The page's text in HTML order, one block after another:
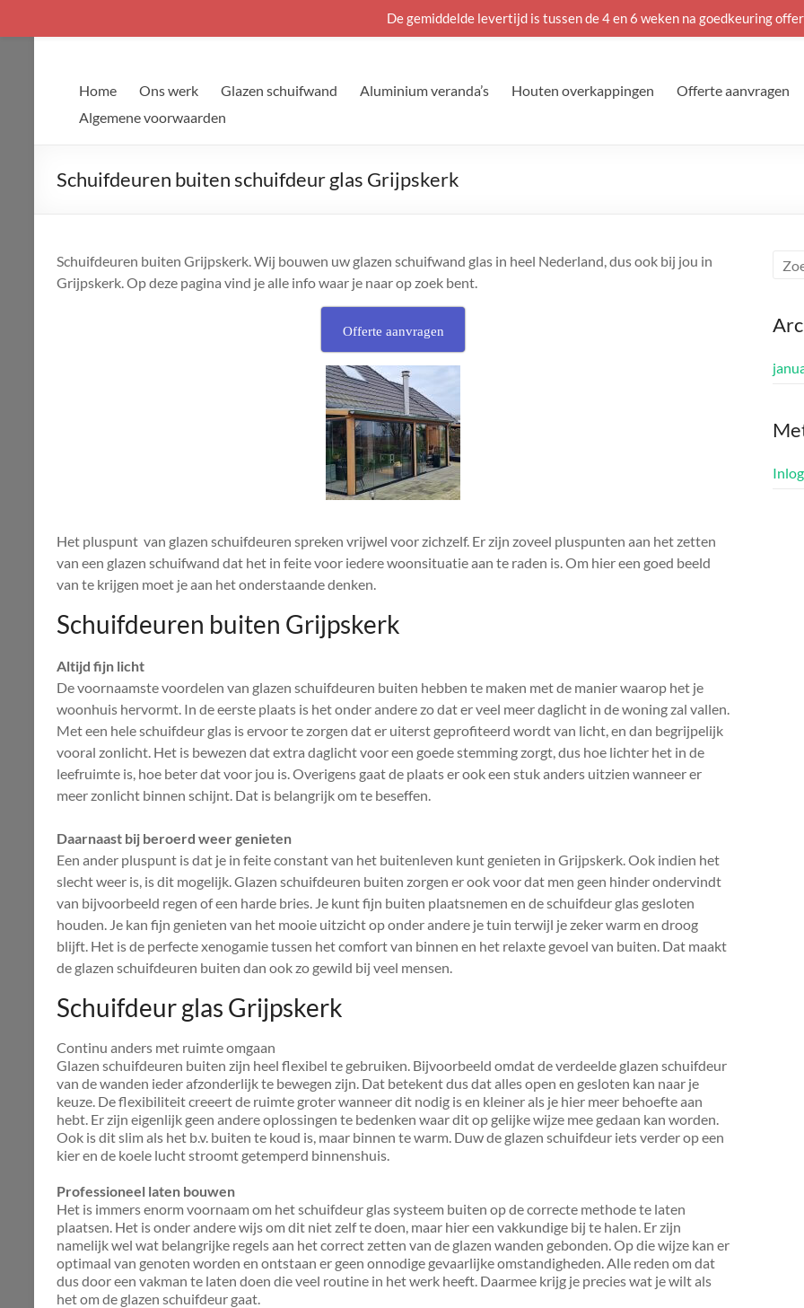
Home Ons werk Glazen schuifwand Aluminium veranda’s Houten overkappingen Offerte aanvragen
Algemene voorwaarden
Schuifdeuren buiten schuifdeur glas Grijpskerk
Schuifdeuren buiten Grijpskerk. Wij bouwen uw glazen schuifwand glas in heel Nederland, dus ook bij jou in
Grijpskerk. Op deze pagina vind je alle info waar je naar op zoek bent.
Offerte aanvragen
Het pluspunt van glazen schuifdeuren spreken vrijwel voor zichzelf. Er zijn zoveel pluspunten aan het zetten
van een glazen schuifwand dat het in feite voor iedere woonsituatie aan te raden is. Om hier een goed beeld
van te krijgen moet je aan het onderstaande denken.
Schuifdeuren buiten Grijpskerk
Altijd fijn licht
De voornaamste voordelen van glazen schuifdeuren buiten hebben te maken met de manier waarop het je
woonhuis hervormt. In de eerste plaats is het onder andere zo dat er veel meer daglicht in de woning zal vallen.
Met een hele schuifdeur glas is ervoor te zorgen dat er uiterst geprofiteerd wordt van licht, en dan begrijpelijk
vooral zonlicht. Het is bewezen dat extra daglicht voor een goede stemming zorgt, dus hoe lichter het in de
leefruimte is, hoe beter dat voor jou is. Overigens gaat de plaats er ook een stuk anders uitzien wanneer er
meer zonlicht binnen schijnt. Dat is belangrijk om te beseffen.
Daarnaast bij beroerd weer genieten
Een ander pluspunt is dat je in feite constant van het buitenleven kunt genieten in Grijpskerk. Ook indien het
slecht weer is, is dit mogelijk. Glazen schuifdeuren buiten zorgen er ook voor dat men geen hinder ondervindt
van bijvoorbeeld regen of een harde bries. Je kunt fijn buiten plaatsnemen en de schuifdeur glas gesloten
houden. Je kan fijn genieten van het mooie uitzicht op onder andere je tuin terwijl je zeker warm en droog
blijft. Het is de perfecte xenogamie tussen het comfort van binnen en het relaxte gevoel van buiten. Dat maakt
de glazen schuifdeuren buiten dan ook zo gewild bij veel mensen.
Schuifdeur glas Grijpskerk
Continu anders met ruimte omgaan
Glazen schuifdeuren buiten zijn heel flexibel te gebruiken. Bijvoorbeeld omdat de verdeelde glazen schuifdeur
van de wanden ieder afzonderlijk te bewegen zijn. Dat betekent dus dat alles open en gesloten kan naar je
keuze. De flexibiliteit creeert de ruimte groter wanneer dit nodig is en kleiner als je hier meer behoefte aan
hebt. Er zijn eigenlijk geen andere oplossingen te bedenken waar dit op gelijke wijze mee gedaan kan worden.
Ook is dit slim als het b.v. buiten te koud is, maar binnen te warm. Duw de glazen schuifdeur iets verder op een
kier en de koele lucht stroomt getemperd binnenshuis.
Professioneel laten bouwen
Het is immers enorm voornaam om het schuifdeur glas systeem buiten op de correcte methode te laten
plaatsen. Het is onder andere wijs om dit niet zelf te doen, maar hier een vakkundige bij te halen. Er zijn
namelijk wel wat belangrijke regels aan het correct zetten van de glazen wanden gebonden. Op die wijze kan er
optimaal van genoten worden en ontstaan er geen onnodige gevaarlijke omstandigheden. Alle reden om dat
dus door een vakman te laten doen die veel routine in het werk heeft. Daarmee krijg je precies wat je wilt als
het om de glazen schuifdeur gaat.
De gemiddelde levertijd is tussen de 4 en 6 weken na goedkeuring